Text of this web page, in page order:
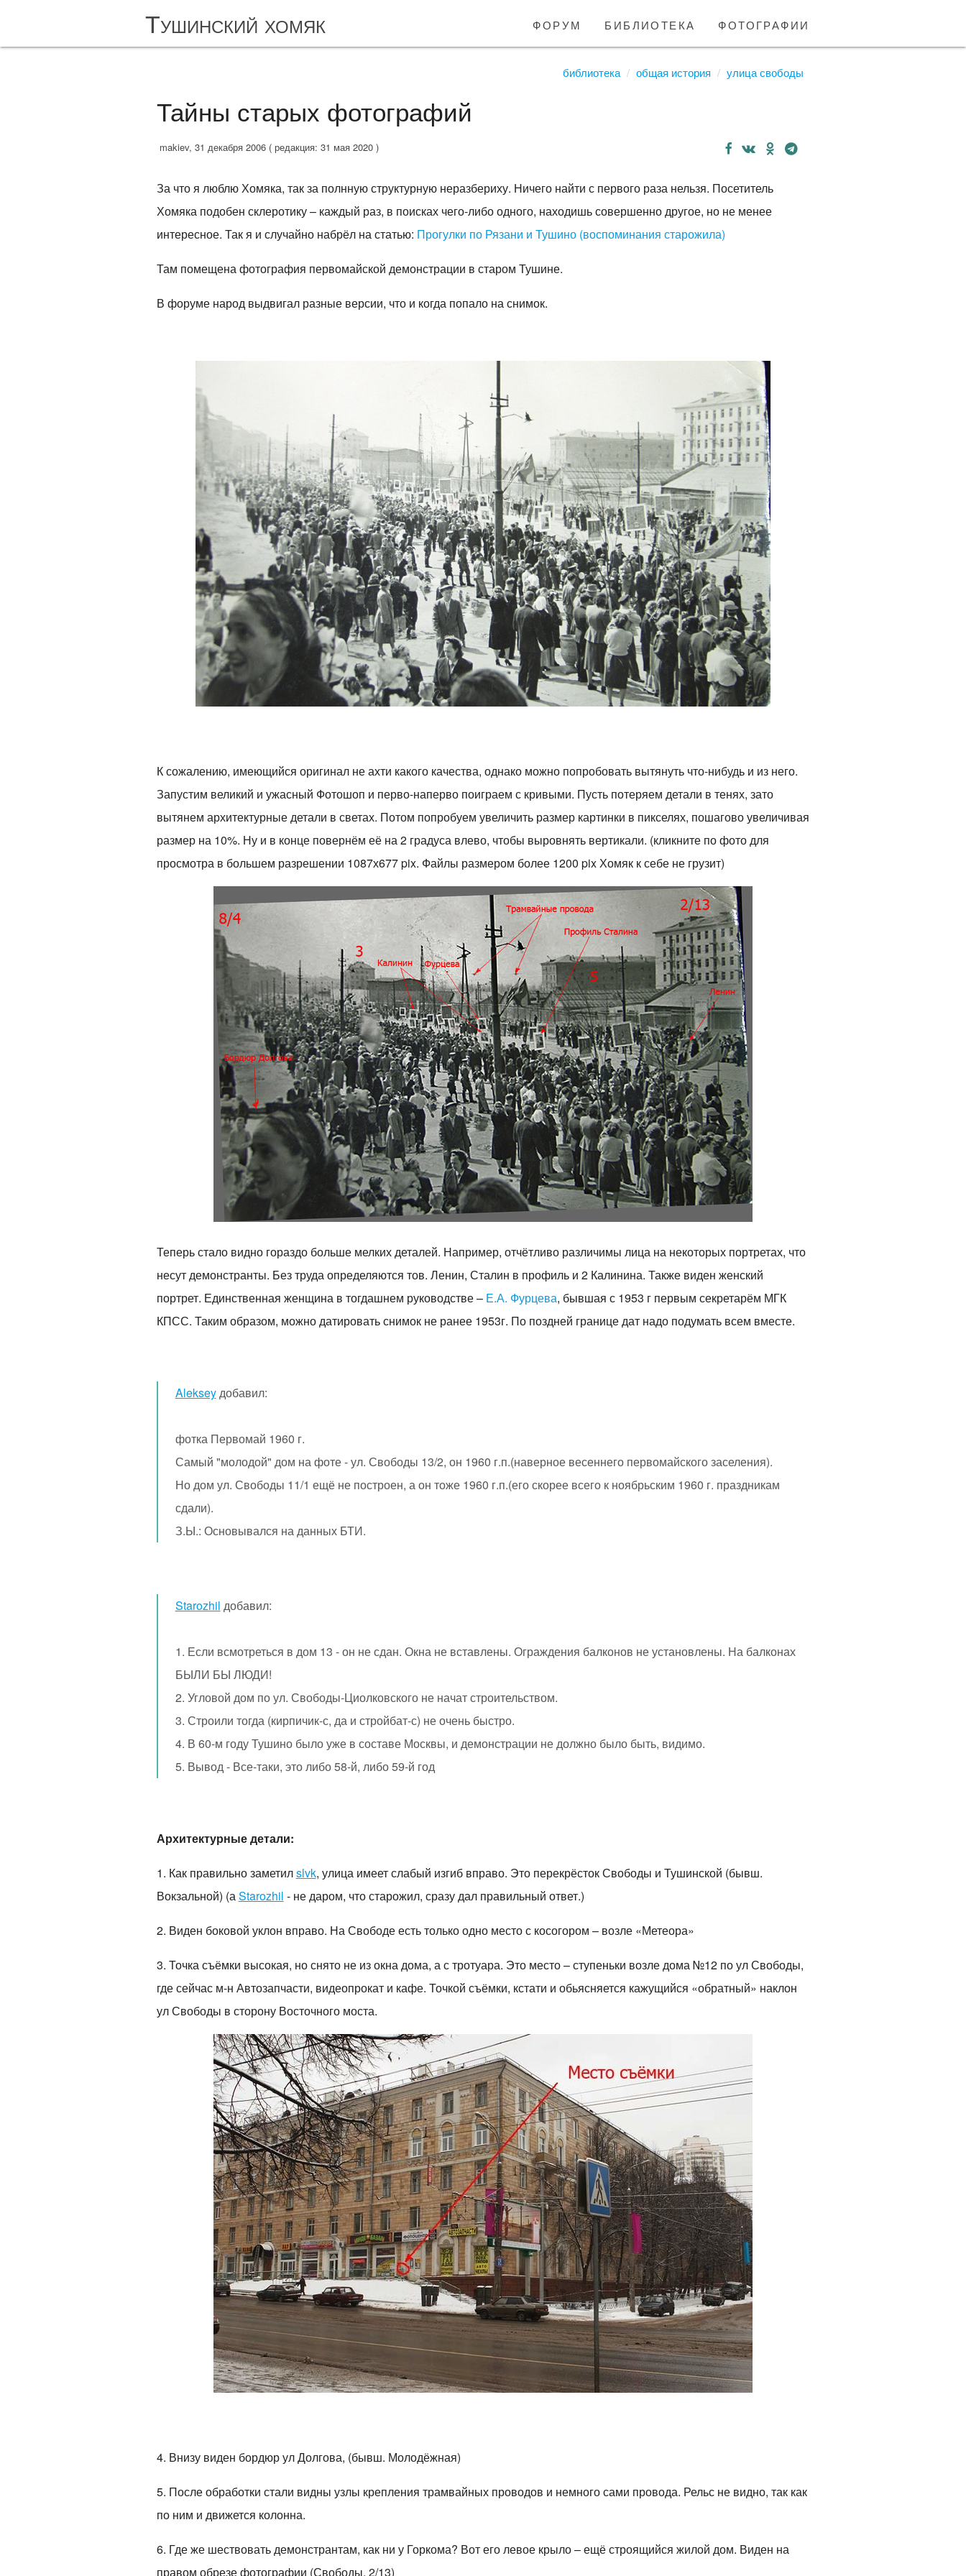
Тушинский хомяк форум библиотека фотографии
библиотека общая история улица свободы
Тайны старых фотографий
makiev, 31 декабря 2006 ( редакция: 31 мая 2020 )
За что я люблю Хомяка, так за полнную структурную неразбериху. Ничего найти с первого раза нельзя. Посетитель
Хомяка подобен склеротику – каждый раз, в поисках чего-либо одного, находишь совершенно другое, но не менее
интересное. Так я и случайно набрёл на статью: Прогулки по Рязани и Тушино (воспоминания старожила)
Там помещена фотография первомайской демонстрации в старом Тушине.
В форуме народ выдвигал разные версии, что и когда попало на снимок.
К сожалению, имеющийся оригинал не ахти какого качества, однако можно попробовать вытянуть что-нибудь и из него.
Запустим великий и ужасный Фотошоп и перво-наперво поиграем с кривыми. Пусть потеряем детали в тенях, зато
вытянем архитектурные детали в светах. Потом попробуем увеличить размер картинки в пикселях, пошагово увеличивая
размер на 10%. Ну и в конце повернём её на 2 градуса влево, чтобы выровнять вертикали. (кликните по фото для
просмотра в большем разрешении 1087х677 pix. Файлы размером более 1200 pix Хомяк к себе не грузит)
Теперь стало видно гораздо больше мелких деталей. Например, отчётливо различимы лица на некоторых портретах, что
несут демонстранты. Без труда определяются тов. Ленин, Сталин в профиль и 2 Калинина. Также виден женский
портрет. Единственная женщина в тогдашнем руководстве – Е.А. Фурцева, бывшая с 1953 г первым секретарём МГК
КПСС. Таким образом, можно датировать снимок не ранее 1953г. По поздней границе дат надо подумать всем вместе.
Alekseyдобавил:
фотка Первомай 1960 г.
Самый "молодой" дом на фоте - ул. Свободы 13/2, он 1960 г.п.(наверное весеннего первомайского заселения).
Но дом ул. Свободы 11/1 ещё не построен, а он тоже 1960 г.п.(его скорее всего к ноябрьским 1960 г. праздникам
сдали).
З.Ы.: Основывался на данных БТИ.
Starozhil добавил:
1. Если всмотреться в дом 13 - он не сдан. Окна не вставлены. Ограждения балконов не установлены. На балконах
БЫЛИ БЫ ЛЮДИ!
2. Угловой дом по ул. Свободы-Циолковского не начат строительством.
3. Строили тогда (кирпичик-с, да и стройбат-с) не очень быстро.
4. В 60-м году Тушино было уже в составе Москвы, и демонстрации не должно было быть, видимо.
5. Вывод - Все-таки, это либо 58-й, либо 59-й год
Архитектурные детали:
1. Как правильно заметилslvk, улица имеет слабый изгиб вправо. Это перекрёсток Свободы и Тушинской (бывш.
Вокзальной) (аStarozhil - не даром, что старожил, сразу дал правильный ответ.)
2. Виден боковой уклон вправо. На Свободе есть только одно место с косогором – возле «Метеора»
3. Точка съёмки высокая, но снято не из окна дома, а с тротуара. Это место – ступеньки возле дома №12 по ул Свободы,
где сейчас м-н Автозапчасти, видеопрокат и кафе. Точкой съёмки, кстати и обьясняется кажущийся «обратный» наклон
ул Свободы в сторону Восточного моста.
4. Внизу виден бордюр ул Долгова, (бывш. Молодёжная)
5. После обработки стали видны узлы крепления трамвайных проводов и немного сами провода. Рельс не видно, так как
по ним и движется колонна.
6. Где же шествовать демонстрантам, как ни у Горкома? Вот его левое крыло – ещё строящийся жилой дом. Виден на
правом обрезе фотографии (Свободы, 2/13)